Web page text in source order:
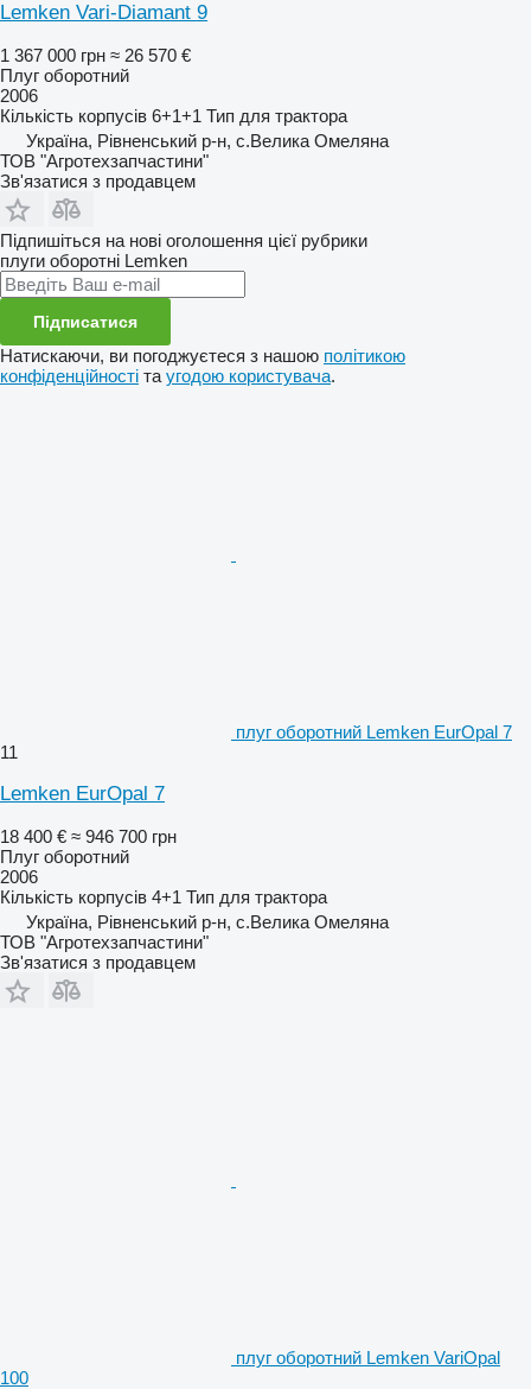
Lemken Vari-Diamant 9
1 367 000 грн ≈ 26 570 €
Плуг оборотний
2006
Кількість корпусів 6+1+1 Тип для трактора
Україна, Рівненський р-н, с.Велика Омеляна
ТОВ "Агротехзапчастини"
Зв'язатися з продавцем
Підпишіться на нові оголошення цієї рубрики
плуги оборотні Lemken
Підписатися
Натискаючи, ви погоджуєтеся з нашою політикою
конфіденційності та угодою користувача.
плуг оборотний Lemken EurOpal 7
11
Lemken EurOpal 7
18 400 € ≈ 946 700 грн
Плуг оборотний
2006
Кількість корпусів 4+1 Тип для трактора
Україна, Рівненський р-н, с.Велика Омеляна
ТОВ "Агротехзапчастини"
Зв'язатися з продавцем
плуг оборотний Lemken VariOpal
100